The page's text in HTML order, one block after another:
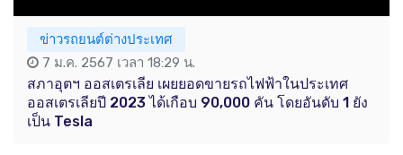
ข่าวรถยนต์ต่างประเทศ
7 ม.ค. 2567 เวลา 18:29 น.
สภาอุตฯ ออสเตรเลีย เผยยอดขายรถไฟฟ้าในประเทศ
ออสเตรเลียปี 2023 ได้เกือบ 90,000 คัน โดยอันดับ 1 ยัง
เป็น Tesla